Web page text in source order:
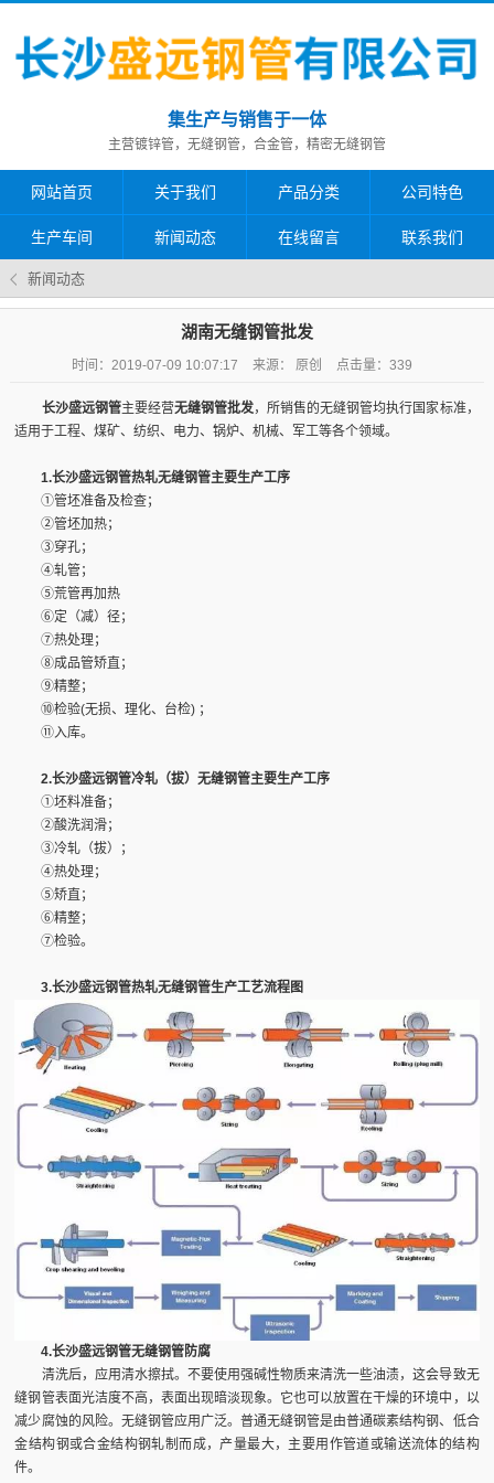
集生产与销售于一体
主营镀锌管，无缝钢管，合金管，精密无缝钢管
网站首页 关于我们 产品分类 公司特色
生产车间 新闻动态 在线留言 联系我们
新闻动态
湖南无缝钢管批发
时间：2019-07-09 10:07:17 来源： 原创 点击量： 339
长沙盛远钢管主要经营无缝钢管批发，所销售的无缝钢管均执行国家标准，
适用于工程、煤矿、纺织、电力、锅炉、机械、军工等各个领域。
1.长沙盛远钢管热轧无缝钢管主要生产工序
①管坯准备及检查；
②管坯加热；
③穿孔；
④轧管；
⑤荒管再加热
⑥定（减）径；
⑦热处理；
⑧成品管矫直；
⑨精整；
⑩检验(无损、理化、台检) ；
⑪入库。
2.长沙盛远钢管冷轧（拔）无缝钢管主要生产工序
①坯料准备；
②酸洗润滑；
③冷轧（拔）；
④热处理；
⑤矫直；
⑥精整；
⑦检验。
3.长沙盛远钢管热轧无缝钢管生产工艺流程图
4.长沙盛远钢管无缝钢管防腐
清洗后，应用清水擦拭。不要使用强碱性物质来清洗一些油渍，这会导致无
缝钢管表面光洁度不高，表面出现暗淡现象。它也可以放置在干燥的环境中，以
减少腐蚀的风险。无缝钢管应用广泛。普通无缝钢管是由普通碳素结构钢、低合
金结构钢或合金结构钢轧制而成，产量最大，主要用作管道或输送流体的结构
件。